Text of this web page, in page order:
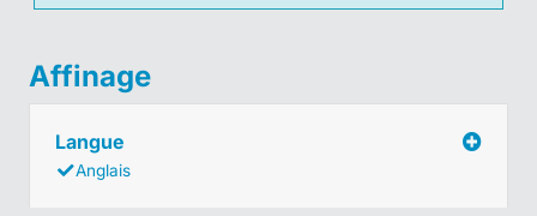
Affinage
Langue
Anglais